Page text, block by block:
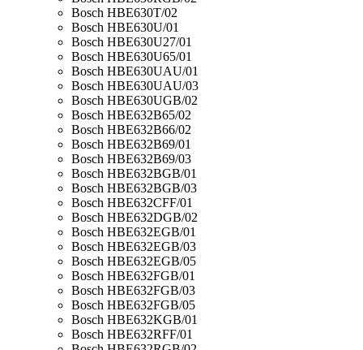
Bosch HBE630T/02
Bosch HBE630U/01
Bosch HBE630U27/01
Bosch HBE630U65/01
Bosch HBE630UAU/01
Bosch HBE630UAU/03
Bosch HBE630UGB/02
Bosch HBE632B65/02
Bosch HBE632B66/02
Bosch HBE632B69/01
Bosch HBE632B69/03
Bosch HBE632BGB/01
Bosch HBE632BGB/03
Bosch HBE632CFF/01
Bosch HBE632DGB/02
Bosch HBE632EGB/01
Bosch HBE632EGB/03
Bosch HBE632EGB/05
Bosch HBE632FGB/01
Bosch HBE632FGB/03
Bosch HBE632FGB/05
Bosch HBE632KGB/01
Bosch HBE632RFF/01